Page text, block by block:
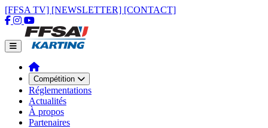
[FFSA TV] [NEWSLETTER] [CONTACT]
Compétition
Réglementations
Actualités
À propos
Partenaires